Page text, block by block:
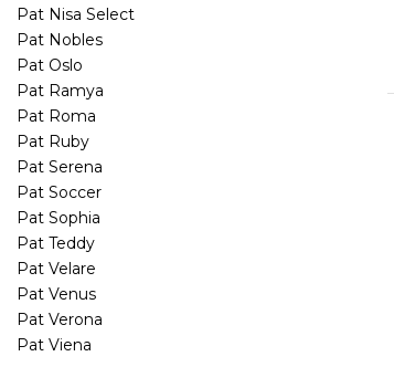
Pat Nisa Select
Pat Nobles
Pat Oslo
Pat Ramya
Pat Roma
Pat Ruby
Pat Serena
Pat Soccer
Pat Sophia
Pat Teddy
Pat Velare
Pat Venus
Pat Verona
Pat Viena